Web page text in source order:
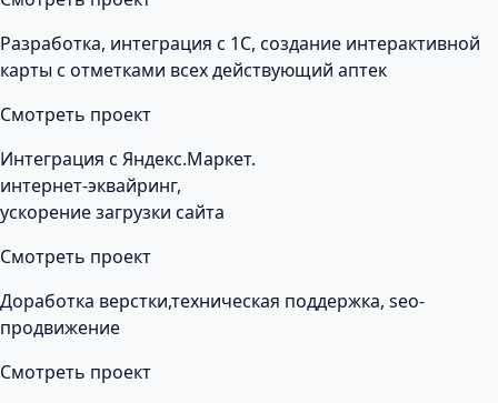
Разработка, интеграция с 1С, создание интерактивной
карты с отметками всех действующий аптек
Смотреть проект
Интеграция с Яндекс.Маркет.
интернет-эквайринг,
ускорение загрузки сайта
Смотреть проект
Доработка верстки,техническая поддержка, seo-
продвижение
Смотреть проект